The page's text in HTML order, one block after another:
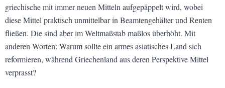
griechische mit immer neuen Mitteln aufgepäppelt wird, wobei
diese Mittel praktisch unmittelbar in Beamtengehälter und Renten
fließen. Die sind aber im Weltmaßstab maßlos überhöht. Mit
anderen Worten: Warum sollte ein armes asiatisches Land sich
reformieren, während Griechenland aus deren Perspektive Mittel
verprasst?